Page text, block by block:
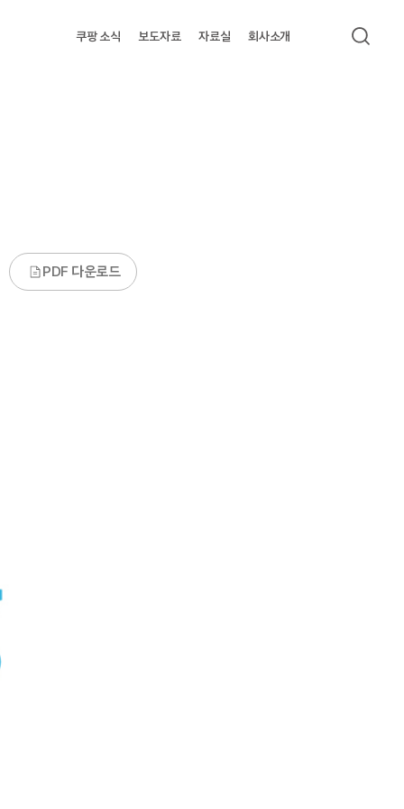
쿠팡 소식 보도자료 자료실 회사소개 검색
PDF 다운로드